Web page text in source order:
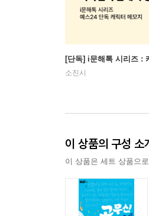
[단독] i문해톡 시리즈 :
소진시
이 상품의 구성 소
이 상품은 세트 상품으